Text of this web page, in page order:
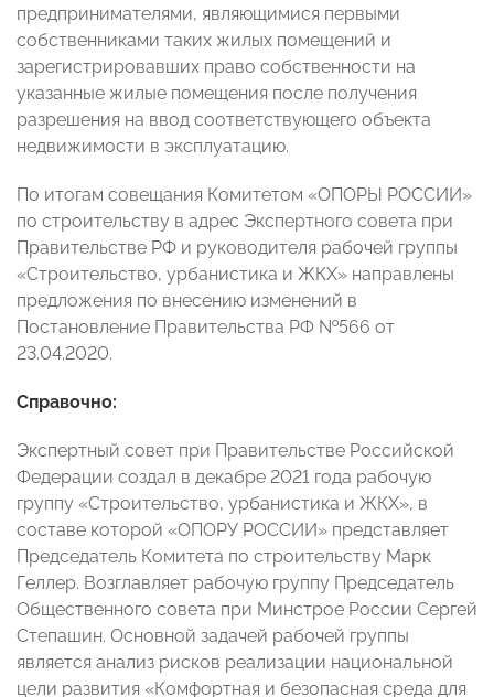
предпринимателями, являющимися первыми
собственниками таких жилых помещений и
зарегистрировавших право собственности на
указанные жилые помещения после получения
разрешения на ввод соответствующего объекта
недвижимости в эксплуатацию.
По итогам совещания Комитетом «ОПОРЫ РОССИИ»
по строительству в адрес Экспертного совета при
Правительстве РФ и руководителя рабочей группы
«Строительство, урбанистика и ЖКХ» направлены
предложения по внесению изменений в
Постановление Правительства РФ №566 от
23.04.2020.
Справочно:
Экспертный совет при Правительстве Российской
Федерации создал в декабре 2021 года рабочую
группу «Строительство, урбанистика и ЖКХ», в
составе которой «ОПОРУ РОССИИ» представляет
Председатель Комитета по строительству Марк
Геллер. Возглавляет рабочую группу Председатель
Общественного совета при Минстрое России Сергей
Степашин. Основной задачей рабочей группы
является анализ рисков реализации национальной
цели развития «Комфортная и безопасная среда для